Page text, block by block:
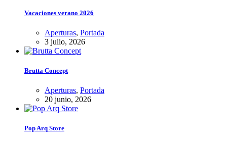
Vacaciones verano 2026
Aperturas, Portada
3 julio, 2026
Brutta Concept
Aperturas, Portada
20 junio, 2026
Pop Arq Store